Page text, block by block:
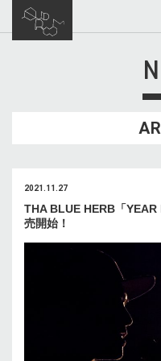
2021.11.27
THA BLUE HERB「
売開始！